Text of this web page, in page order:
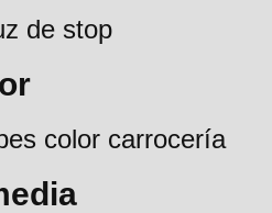
de stop
color carrocería